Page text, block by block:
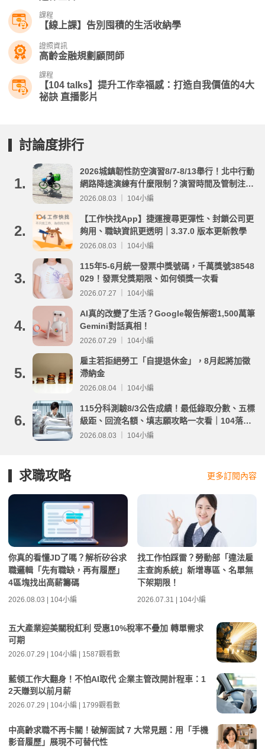
課程
【線上課】告別囤積的生活收納學
證照資訊
高齡金融規劃顧問師
課程
【104 talks】提升工作幸福感：打造自我價值的4大
祕訣 直播影片
討論度排行
1.
2026城鎮韌性防空演習8/7-8/13舉行！北中行動
網路降速演練有什麼限制？演習時間及管制注意
事項整理
2026.08.03 ｜ 104小編
2.
【工作快找App】捷運搜尋更彈性、封鎖公司更
夠用、職缺資訊更透明｜3.37.0 版本更新教學
2026.08.03 ｜ 104小編
3.
115年5-6月統一發票中獎號碼，千萬獎號38548
029！發票兌獎期限、如何領獎一次看
2026.07.27 ｜ 104小編
4.
AI真的改變了生活？Google報告解密1,500萬筆
Gemini對話真相！
2026.07.29 ｜ 104小編
5.
雇主若拒絕勞工「自提退休金」，8月起將加徵
滯納金
2026.08.04 ｜ 104小編
6.
115分科測驗8/3公告成績！最低錄取分數、五標
級距、回流名額、填志願攻略一次看｜104落點
分析
2026.08.03 ｜ 104小編
求職攻略 更多訂閱內容
你真的看懂JD了嗎？解析矽谷求
職邏輯「先有職缺，再有履歷」
4區塊找出高薪籌碼
2026.08.03 | 104小編
找工作怕踩雷？勞動部「違法雇
主查詢系統」新增專區、名單無
下架期限！
2026.07.31 | 104小編
五大產業迎美關稅紅利 受惠10%稅率不疊加 轉單需求
可期
2026.07.29 | 104小編 | 1587觀看數
藍領工作大翻身！不怕AI取代 企業主管改開計程車：1
2天賺到以前月薪
2026.07.29 | 104小編 | 1799觀看數
中高齡求職不再卡關！破解面試 7 大常見題：用「手機
影音履歷」展現不可替代性